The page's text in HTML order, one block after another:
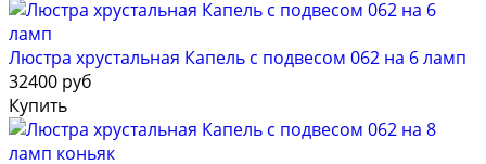
Люстра хрустальная Капель с подвесом 062 на 6 ламп
32400 руб
Купить